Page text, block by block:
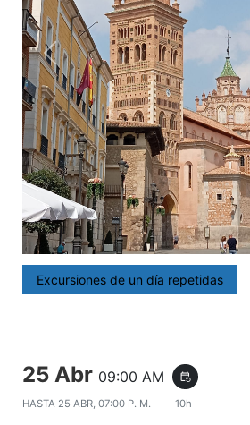
Excursiones de un día repetidas
25 Abr 09:00 AM event_repeat
HASTA 25 ABR, 07:00 P. M. 10h